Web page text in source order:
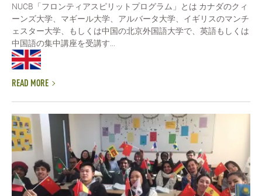
NUCB「フロンティアスピリットプログラム」とは カナダのクィ
ーンズ大学、マギール大学、アルバータ大学、イギリスのマンチ
ェスター大学、もしくは中国の北京外国語大学で、英語もしくは
中国語の集中講座を受講す...
READ MORE